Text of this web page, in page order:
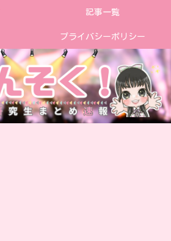
記事一覧
プライバシーポリシー